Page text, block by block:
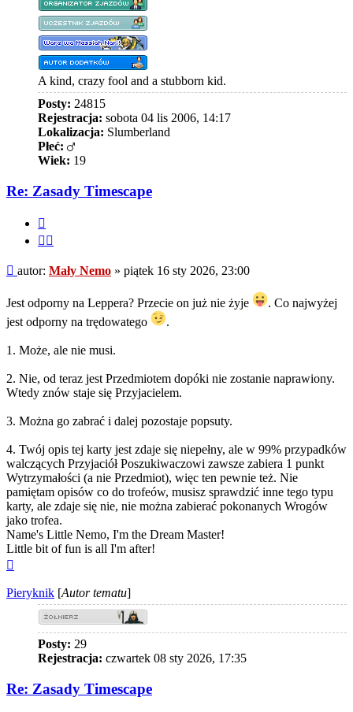
A kind, crazy fool and a stubborn kid.
Posty: 24815
Rejestracja: sobota 04 lis 2006, 14:17
Lokalizacja: Slumberland
Płeć:
Wiek: 19
Re: Zasady Timescape
Post
autor: Mały Nemo » piątek 16 sty 2026, 23:00
Jest odporny na Leppera? Przecie on już nie żyje
. Co najwyżej
jest odporny na trędowatego
.
1. Może, ale nie musi.
2. Nie, od teraz jest Przedmiotem dopóki nie zostanie naprawiony.
Wtedy znów staje się Przyjacielem.
3. Można go zabrać i dalej pozostaje popsuty.
4. Twój opis tej karty jest zdaje się niepełny, ale w 99% przypadków
walczących Przyjaciół Poszukiwaczowi zawsze zabiera 1 punkt
Wytrzymałości (a nie Przedmiot), więc ten pewnie też. Nie
pamiętam opisów co do trofeów, musisz sprawdzić inne tego typu
karty, ale zdaje się nie, nie można zabierać pokonanych Wrogów
jako trofea.
Name's Little Nemo, I'm the Dream Master!
Little bit of fun is all I'm after!
Pieryknik [Autor tematu]
Posty: 29
Rejestracja: czwartek 08 sty 2026, 17:35
Re: Zasady Timescape